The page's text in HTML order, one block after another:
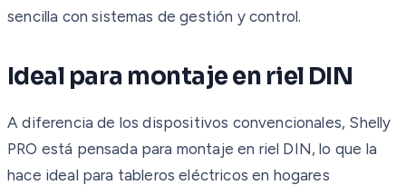
sencilla con sistemas de gestión y control.
Ideal para montaje en riel DIN
A diferencia de los dispositivos convencionales, Shelly
PRO está pensada para montaje en riel DIN, lo que la
hace ideal para tableros eléctricos en hogares